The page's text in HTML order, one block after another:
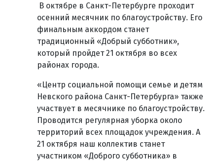
В октябре в Санкт-Петербурге проходит
осенний месячник по благоустройству. Его
финальным аккордом станет
традиционный «Добрый субботник»,
который пройдет 21 октября во всех
районах города.
«Центр социальной помощи семье и детям
Невского района Санкт-Петербурга» также
участвует в месячнике по благоустройству.
Проводится регулярная уборка около
территорий всех площадок учреждения. А
21 октября наш коллектив станет
участником «Доброго субботника» в